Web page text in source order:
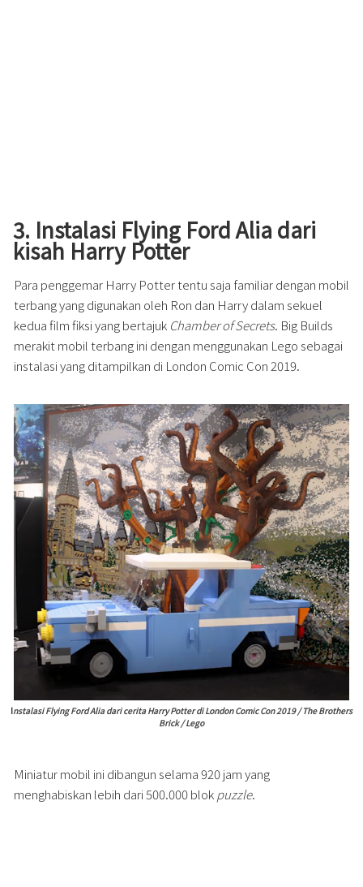
3. Instalasi Flying Ford Alia dari
kisah Harry Potter
Para penggemar Harry Potter tentu saja familiar dengan mobil
terbang yang digunakan oleh Ron dan Harry dalam sekuel
kedua film fiksi yang bertajuk Chamber of Secrets. Big Builds
merakit mobil terbang ini dengan menggunakan Lego sebagai
instalasi yang ditampilkan di London Comic Con 2019.
Instalasi Flying Ford Alia dari cerita Harry Potter di London Comic Con 2019 / The Brothers
Brick / Lego
Miniatur mobil ini dibangun selama 920 jam yang
menghabiskan lebih dari 500.000 blokpuzzle.